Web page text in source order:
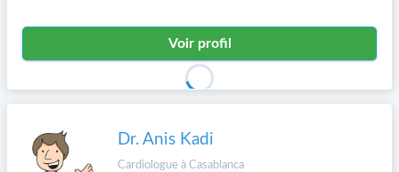
Voir profil
Dr. Anis Kadi
Cardiologue à Casablanca